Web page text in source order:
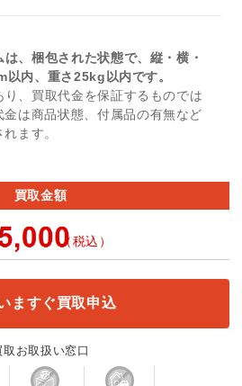
、梱包された状態で、縦・横・
内、重さ25kg以内です。
、買取代金を保証するものでは
金は商品状態、付属品の有無など
ます。
買取金額
（税込）
ますぐ買取申込
取お取扱い窓口